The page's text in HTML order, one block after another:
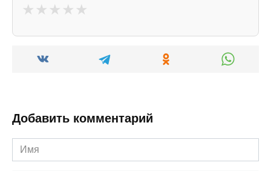
★ ★ ★ ★ ★
Добавить комментарий
Имя
*